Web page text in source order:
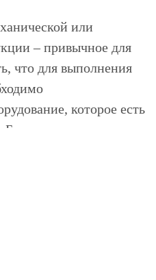
или
– привычное для
что для выполнения
которое есть